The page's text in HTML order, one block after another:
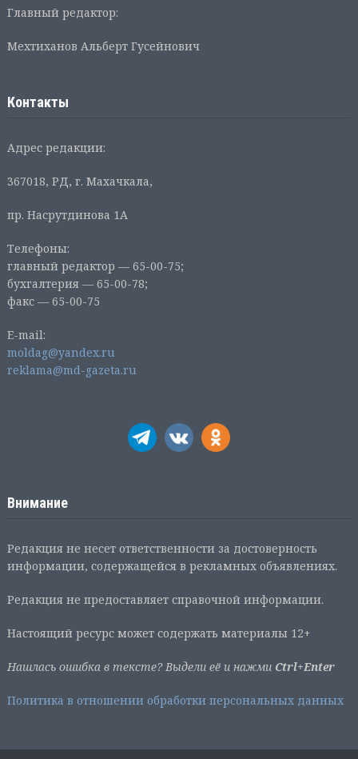
Главный редактор:
Мехтиханов Альберт Гусейнович
Контакты
Адрес редакции:
367018, РД, г. Махачкала,
пр. Насрутдинова 1А
Телефоны:
главный редактор — 65-00-75;
бухгалтерия — 65-00-78;
факс — 65-00-75
E-mail:
moldag@yandex.ru
reklama@md-gazeta.ru
Внимание
Редакция не несет ответственности за достоверность
информации, содержащейся в рекламных объявлениях.
Редакция не предоставляет справочной информации.
Настоящий ресурс может содержать материалы 12+
Нашлась ошибка в тексте? Выдели её и нажми Ctrl+Enter
Политика в отношении обработки персональных данных